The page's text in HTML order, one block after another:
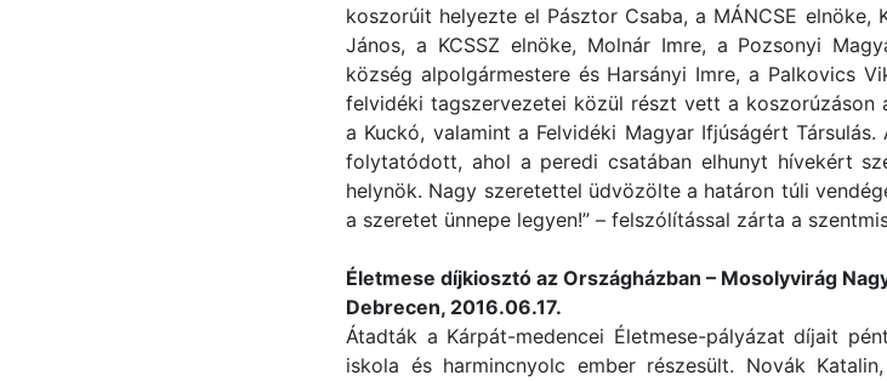
koszorúit helyezte el Pásztor Csaba, a MÁNCSE elnöke,
János, a KCSSZ elnöke, Molnár Imre, a Pozsonyi
község alpolgármestere és Harsányi Imre, a Palkovics
felvidéki tagszervezetei közül részt vett a koszorúzáson
a Kuckó, valamint a Felvidéki Magyar Ifjúságért
folytatódott, ahol a peredi csatában elhunyt hívekért
helynök. Nagy szeretettel üdvözölte a határon túli
a szeretet ünnepe legyen!” – felszólítással zárta a
Életmese díjkiosztó az Országházban – Mosolyvirág
Debrecen, 2016.06.17.
Átadták a Kárpát-medencei Életmese-pályázat díjait
iskola és harmincnyolc ember részesült. Novák